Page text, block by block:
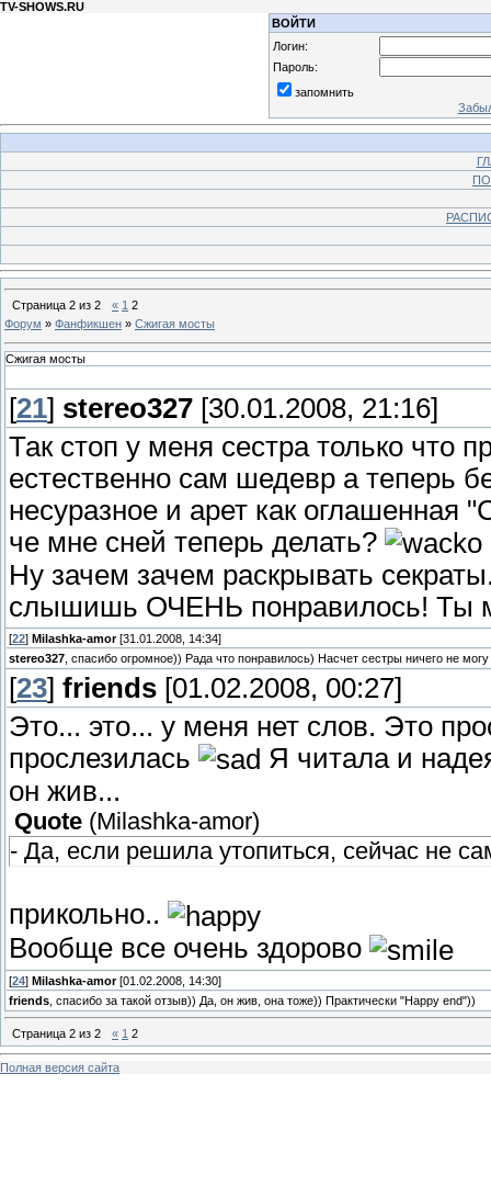
TV-SHOWS.RU
ВОЙТИ
Логин:
Пароль:
запомнить
Страница 2 из 2 « 1 2
Форум » Фанфикшен » Сжигая мосты
Сжигая мосты
[21] stereo327 [30.01.2008, 21:16]
Так стоп у меня сестра только что
естественно сам шедевр а теперь
несуразное и арет как
че мне сней теперь делать?
Ну зачем зачем раскрывать
слышишь ОЧЕНЬ понравилось! Ты
[22] Milashka-amor[31.01.2008, 14:34]
stereo327 , спасибо огромное)) Рада что понравилось) Насчет сестры ничего не
[23] friends [01.02.2008, 00:27]
Это... это... у меня нет слов. Это
прослезилась
Я читала и
он жив...
Quote (Milashka-amor)
- Да, если решила утопиться, сейчас не
прикольно..
Вообще все очень здорово
[24] Milashka-amor[01.02.2008, 14:30]
friends , спасибо за такой отзыв)) Да, он жив, она тоже)) Практически "Happy end"))
Страница 2 из 2 « 1 2
Полная версия сайта